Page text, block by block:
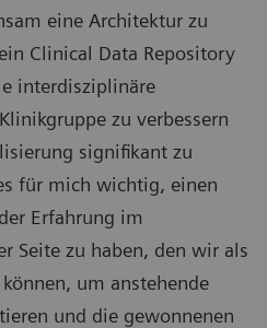
eine Architektur zu
Clinical Data Repository
interdisziplinäre
zu verbessern
signifikant zu
für mich wichtig, einen
Erfahrung im
Seite zu haben, den wir als
um anstehende
und die gewonnenen